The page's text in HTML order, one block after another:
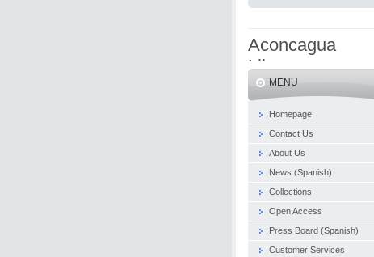
Aconcagua
Libros
MENU
Homepage
Contact Us
About Us
News (Spanish)
Collections
Open Access
Press Board (Spanish)
Customer Services